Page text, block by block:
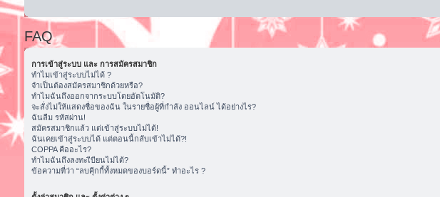
FAQ
การเข้าสู่ระบบ และ การสมัครสมาชิก
ทำไมเข้าสู่ระบบไม่ได้ ?
จำเป็นต้องสมัครสมาชิกด้วยหรือ?
ทำไมฉันถึงออกจากระบบโดยอัตโนมัติ?
จะสั่งไม่ให้แสดงชื่อของฉัน ในรายชื่อผู้ที่กำลัง ออนไลน์ ได้อย่างไร?
ฉันลืม รหัสผ่าน!
สมัครสมาชิกแล้ว แต่เข้าสู่ระบบไม่ได้!
ฉันเคยเข้าสู่ระบบได้ แต่ตอนนี้กลับเข้าไม่ได้?!
COPPA คืออะไร?
ทำไมฉันถึงลงทะเีบียนไม่ได้?
ข้อความที่ว่า “ลบคุีกกี้ทั้งหมดของบอร์ดนี้” ทำอะไร ?